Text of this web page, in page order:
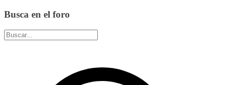
Busca en el foro